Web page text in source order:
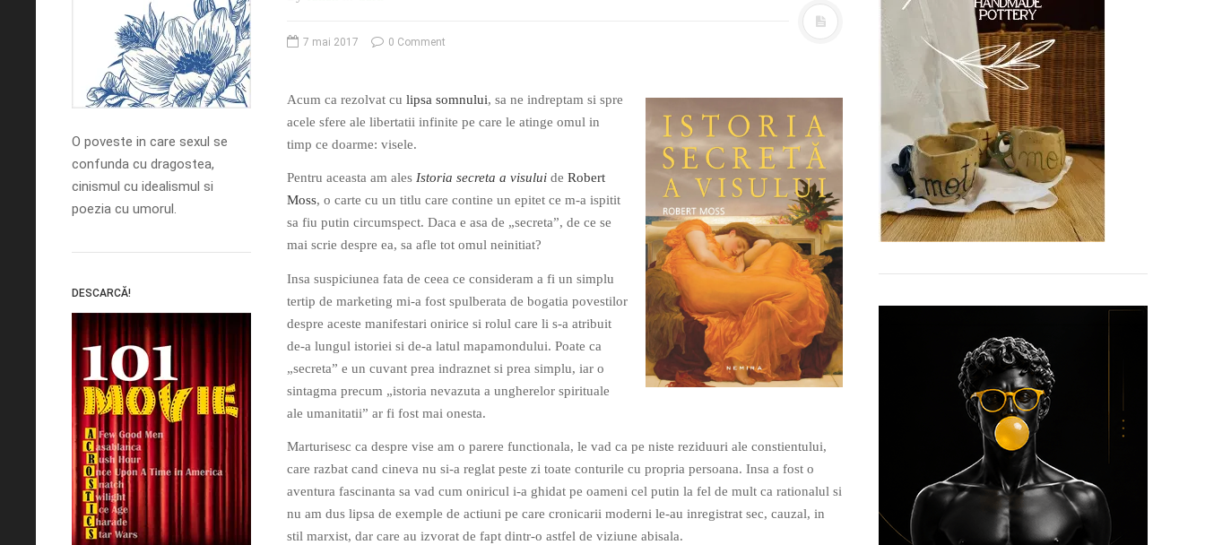
O poveste in care sexul se
confunda cu dragostea,
cinismul cu idealismul si
poezia cu umorul.
DESCARCĂ!
7 mai 2017 0 Comment
Acum ca rezolvat cu lipsa somnului, sa ne indreptam si spre
acele sfere ale libertatii infinite pe care le atinge omul in
timp ce doarme: visele.
Pentru aceasta am ales Istoria secreta a visului de Robert
Moss, o carte cu un titlu care contine un epitet ce m-a ispitit
sa fiu putin circumspect. Daca e asa de „secreta”, de ce se
mai scrie despre ea, sa afle tot omul neinitiat?
Insa suspiciunea fata de ceea ce consideram a fi un simplu
tertip de marketing mi-a fost spulberata de bogatia povestilor
despre aceste manifestari onirice si rolul care li s-a atribuit
de-a lungul istoriei si de-a latul mapamondului. Poate ca
„secreta” e un cuvant prea indraznet si prea simplu, iar o
sintagma precum „istoria nevazuta a ungherelor spirituale
ale umanitatii” ar fi fost mai onesta.
Marturisesc ca despre vise am o parere functionala, le vad ca pe niste reziduuri ale constientului,
care razbat cand cineva nu si-a reglat peste zi toate conturile cu propria persoana. Insa a fost o
aventura fascinanta sa vad cum oniricul i-a ghidat pe oameni cel putin la fel de mult ca rationalul si
nu am dus lipsa de exemple de actiuni pe care cronicarii moderni le-au inregistrat sec, cauzal, in
stil marxist, dar care au izvorat de fapt dintr-o astfel de viziune abisala.